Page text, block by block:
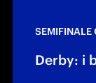
SEMIFINALE
Derby: i